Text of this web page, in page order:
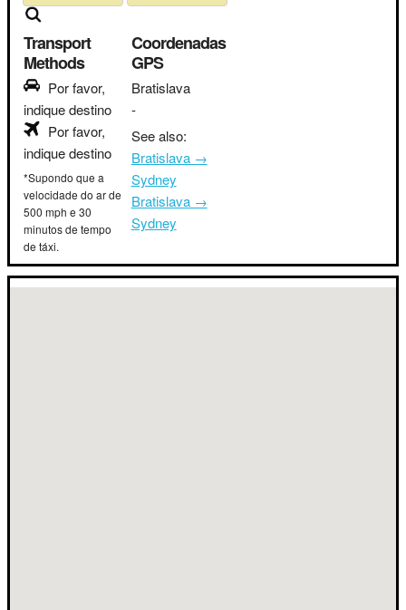
Transport
Methods
Por favor,
indique destino
Por favor,
indique destino
*Supondo que a
velocidade do ar de
500 mph e 30
minutos de tempo
de táxi.
Coordenadas
GPS
Bratislava
-
See also:
Bratislava →
Sydney
Bratislava →
Sydney